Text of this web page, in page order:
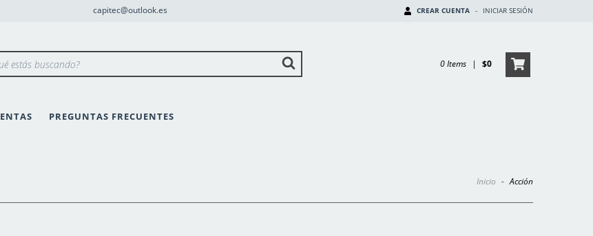
capitec@outlook.es CREAR CUENTA - INICIAR SESIÓN
0 Items | $0
PREGUNTAS FRECUENTES
Inicio - Acción